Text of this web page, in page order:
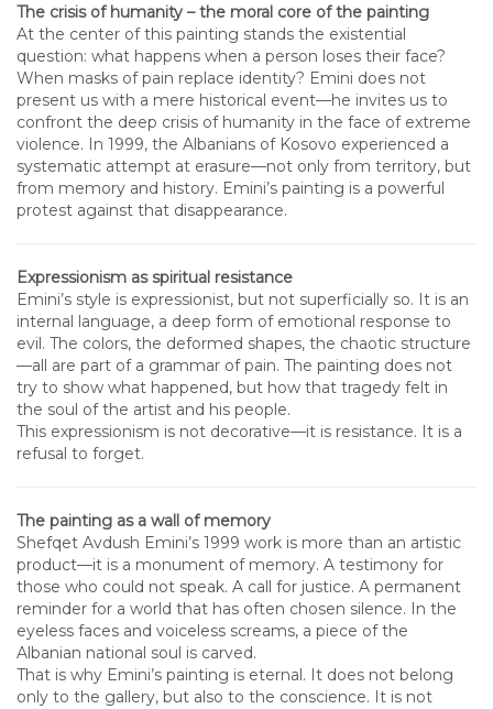
The crisis of humanity – the moral core of the painting
At the center of this painting stands the existential
question: what happens when a person loses their face?
When masks of pain replace identity? Emini does not
present us with a mere historical event—he invites us to
confront the deep crisis of humanity in the face of extreme
violence. In 1999, the Albanians of Kosovo experienced a
systematic attempt at erasure—not only from territory, but
from memory and history. Emini’s painting is a powerful
protest against that disappearance.
Expressionism as spiritual resistance
Emini’s style is expressionist, but not superficially so. It is an
internal language, a deep form of emotional response to
evil. The colors, the deformed shapes, the chaotic structure
—all are part of a grammar of pain. The painting does not
try to show what happened, but how that tragedy felt in
the soul of the artist and his people.
This expressionism is not decorative—it is resistance. It is a
refusal to forget.
The painting as a wall of memory
Shefqet Avdush Emini’s 1999 work is more than an artistic
product—it is a monument of memory. A testimony for
those who could not speak. A call for justice. A permanent
reminder for a world that has often chosen silence. In the
eyeless faces and voiceless screams, a piece of the
Albanian national soul is carved.
That is why Emini’s painting is eternal. It does not belong
only to the gallery, but also to the conscience. It is not